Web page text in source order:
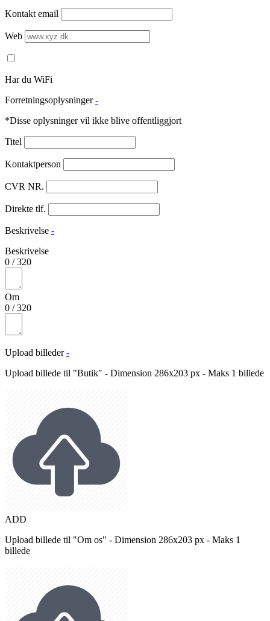
Kontakt email
Web
Har du WiFi
Forretningsoplysninger -
*Disse oplysninger vil ikke blive offentliggjort
Titel
Kontaktperson
CVR NR.
Direkte tlf.
Beskrivelse -
Beskrivelse
0 /320
Om
0 /320
Upload billeder -
Upload billede til "Butik" - Dimension 286x203 px - Maks 1 billede
ADD
Upload billede til "Om os" - Dimension 286x203 px - Maks 1
billede